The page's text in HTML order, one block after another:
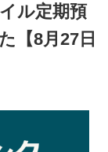
ル定期預
【8月27日